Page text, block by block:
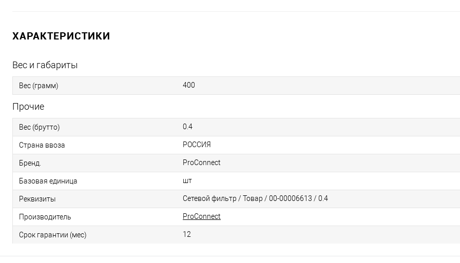
ХАРАКТЕРИСТИКИ
Вес и габариты
Вес (грамм) 400
Прочие
Вес (брутто) 0.4
Страна ввоза РОССИЯ
Бренд. ProConnect
Базовая единица шт
Реквизиты Сетевой фильтр / Товар / 00-00006613 / 0.4
Производитель ProConnect
Срок гарантии (мес) 12